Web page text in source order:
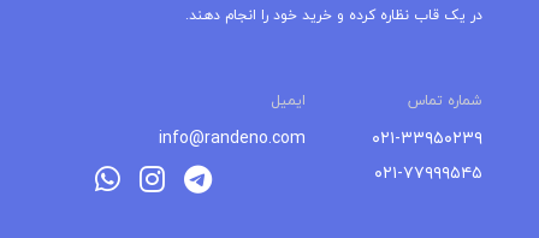
در یک قاب نظاره کرده و خرید خود را انجام دهند.
شماره تماس ایمیل
۰۲۱-۳۳۹۵۰۲۳۹
۰۲۱-۷۷۹۹۹۵۴۵
info@randeno.com